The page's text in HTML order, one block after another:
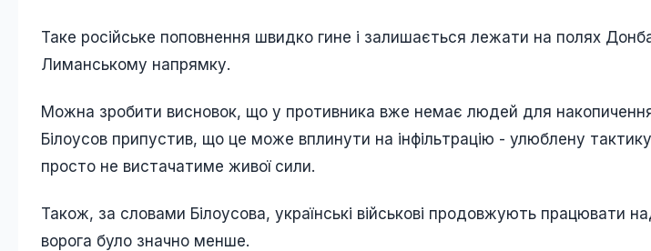
Таке російське поповнення швидко гине і залишається лежати на полях
Лиманському напрямку.
Можна зробити висновок, що у противника вже немає людей для накопичення
Білоусов припустив, що це може вплинути на інфільтрацію - улюблену
просто не вистачатиме живої сили.
Також, за словами Білоусова, українські військові продовжують працювати
ворога було значно менше.